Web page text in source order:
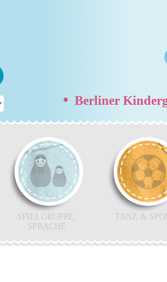
•Berliner
SPIELGRUPPE,
SPRACHE
TANZ &